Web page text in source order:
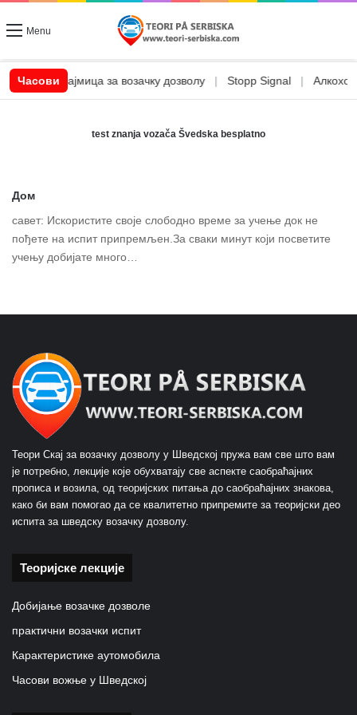
Menu
Часови
CSN позајмица за возачку дозволу | Stopp Signal Алкохол
test znanja vozača Švedska besplatno
Дом
савет: Искористите своје слободно време за учење док не
пођете на испит припремљен.За сваки минут који посветите
учењу добијате много…
Теори Скај за возачку дозволу у Шведској пружа вам све што вам
је потребно, лекције које обухватају све аспекте саобраћајних
прописа и возила, од теоријских питања до саобраћајних знакова,
како би вам помогао да се квалитетно припремите за теоријски део
испита за шведску возачку дозволу.
Теоријске лекције
Добијање возачке дозволе
практични возачки испит
Карактеристике аутомобила
Часови вожње у Шведској